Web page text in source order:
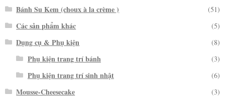
Bánh Su Kem (choux à la crème ) (51)
Các sản phẩm khác (5)
Dụng cụ & Phụ kiện (8)
Phụ kiện trang trí bánh (3)
Phụ kiện trang trí sinh nhật (6)
Mousse-Cheesecake (3)